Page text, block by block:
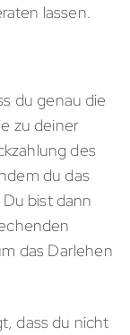
lassen.
du genau die
zu deiner
des
du das
bist dann
das Darlehen
dass du nicht